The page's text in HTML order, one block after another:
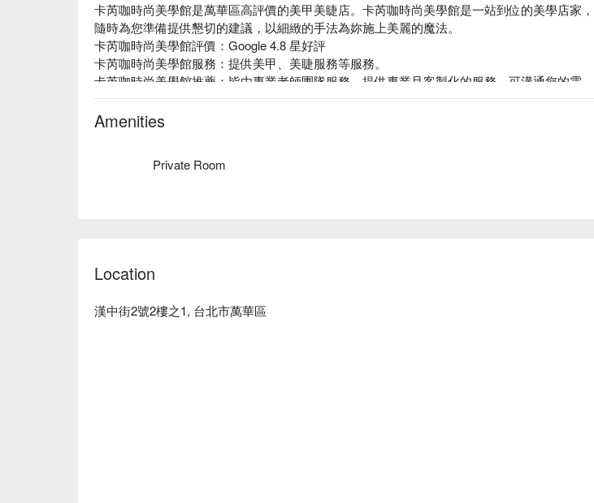
卡芮咖時尚美學館是萬華區高評價的美甲美睫店。卡芮咖時尚美學館是一站到位的美學店家，
隨時為您準備提供懇切的建議，以細緻的手法為妳施上美麗的魔法。
卡芮咖時尚美學館評價：Google 4.8 星好評
卡芮咖時尚美學館服務：提供美甲、美睫服務等服務。
卡芮咖時尚美學館推薦：皆由專業老師團隊服務，提供專業且客製化的服務，可溝通您的需
求，打造專屬於你的風格！
Amenities
Private Room
Location
漢中街2號2樓之1, 台北市萬華區